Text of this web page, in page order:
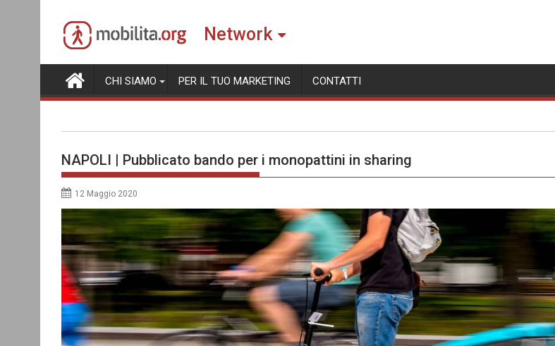
content
Network
CHI SIAMO PER IL TUO MARKETING CONTATTI
NAPOLI | Pubblicato bando per i monopattini in sharing
12 Maggio 2020